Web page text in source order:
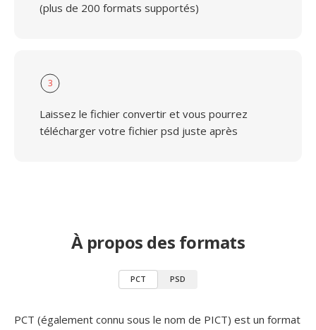
(plus de 200 formats supportés)
3
Laissez le fichier convertir et vous pourrez
télécharger votre fichier psd juste après
À propos des formats
PCT PSD
PCT (également connu sous le nom de PICT) est un format